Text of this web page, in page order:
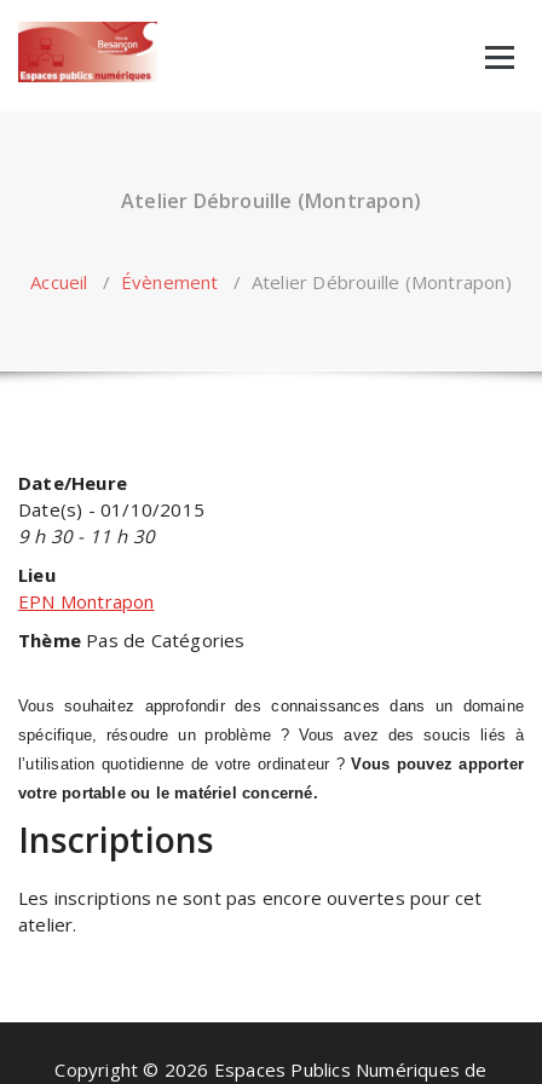
content
Atelier Débrouille (Montrapon)
Accueil / Évènement / Atelier Débrouille (Montrapon)
Date/Heure
Date(s) - 01/10/2015
9 h 30 - 11 h 30
Lieu
EPN Montrapon
Thème Pas de Catégories
Vous souhaitez approfondir des connaissances dans un domaine
spécifique, résoudre un problème ? Vous avez des soucis liés à
l’utilisation quotidienne de votre ordinateur ?Vous pouvez apporter
votre portable ou le matériel concerné.
Inscriptions
Les inscriptions ne sont pas encore ouvertes pour cet
atelier.
Copyright © 2026 Espaces Publics Numériques de